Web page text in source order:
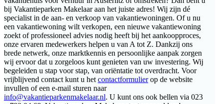
bij Vakantieparken Makelaar aan het juiste adres! Wij zijn dé
specialist in de aan- en verkoop van vakantiewoningen. Of u nu
een vakantiewoning wilt verkopen, een nieuwe vakantiewoning
zoekt of professioneel advies nodig heeft bij het aankoopproces,
onze ervaren medewerkers helpen u van A tot Z. Dankzij ons
brede netwerk, onze marktkennis en persoonlijke aanpak zorgen
wij ervoor dat u zorgeloos kunt genieten van uw investering. Wij
begeleiden u stap voor stap, van oriëntatie tot overdracht. Voor
vrijblijvend contact kunt u het contactformulierop de website
invullen of een e-mail sturen naar
info@vakantieparkenmakelaar.nl. U kunt ons ook bellen via 023